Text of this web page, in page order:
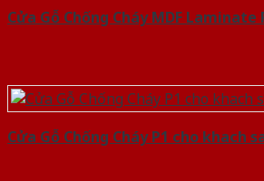
Cửa Gỗ Chống Cháy MDF Laminate
Cửa Gỗ Chống Cháy P1 cho khach